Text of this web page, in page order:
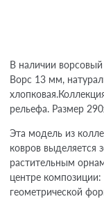
В наличии
Ворс 13 мм,
рельефа. Размер
Эта модель из
ковров
растительным
центре
геометрической